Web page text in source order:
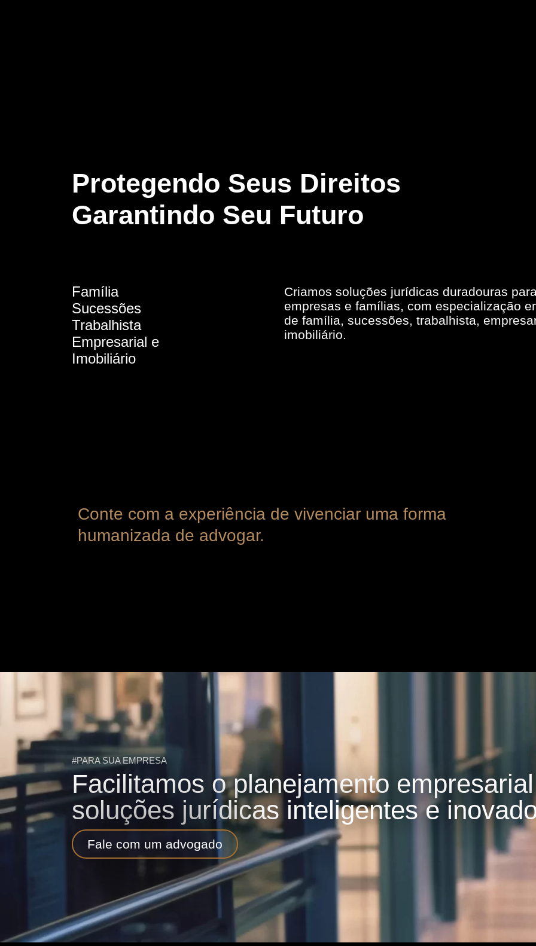
Protegendo Seus Direitos
Garantindo Seu Futuro
Família
Sucessões
Trabalhista
Empresarial e
Imobiliário
Criamos soluções jurídicas duradouras
empresas e famílias, com especialização
de família, sucessões, trabalhista,
imobiliário.
Conte com a experiência de vivenciar uma forma
humanizada de advogar.
#PARA SUA EMPRESA
Facilitamos o planejamento
soluções jurídicas inteligentes e
Fale com um advogado